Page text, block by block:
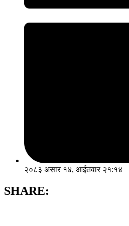
२०८३ असार १४, आईतवार २१:१४
SHARE: